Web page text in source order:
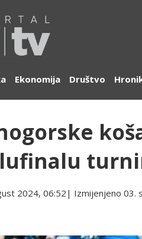
Ekonomija Društvo
2024, 06:52 | Izmijenjeno 03.